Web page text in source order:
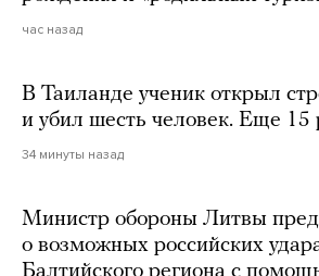
час назад
В Таиланде ученик открыл
и убил шесть человек. Еще 15
34 минуты назад
Министр обороны Литвы
о возможных российских